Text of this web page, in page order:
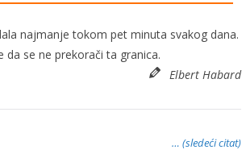
najmanje tokom pet minuta svakog dana.
se ne prekorači ta granica.
Elbert Habard
… (sledeći citat)